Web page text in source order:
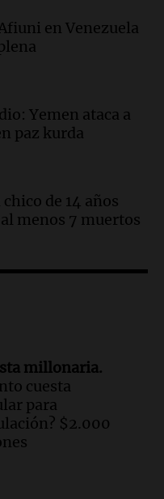
2,9% registrado
rescataron a una
días atrapada en
la
aérea y digital
alimentos con
millonario a
en Villa
en Venezuela
Yemen ataca a
paz kurda
de 14 años
menos 7 muertos
millonaria.
cuesta
para
$2.000